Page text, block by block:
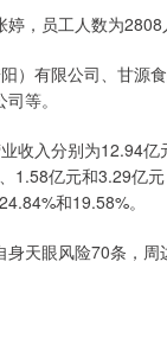
，员工人数为2808
）有限公司、甘源
等。
收入分别为12.94
1.58亿元和3.29亿
和19.58%。
天眼风险70条，